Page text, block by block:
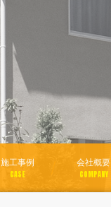
施工事例
CASE
会社概要
COMPANY